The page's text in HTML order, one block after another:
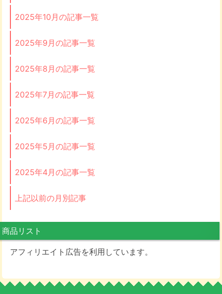
2025年10月の記事一覧
2025年9月の記事一覧
2025年8月の記事一覧
2025年7月の記事一覧
2025年6月の記事一覧
2025年5月の記事一覧
2025年4月の記事一覧
上記以前の月別記事
商品リスト
アフィリエイト広告を利用しています。